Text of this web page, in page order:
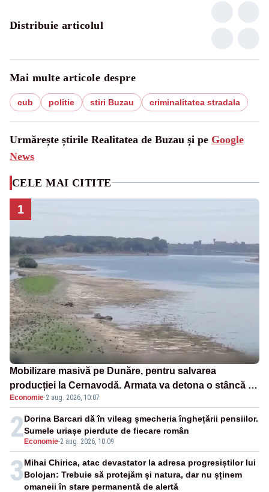
Distribuie articolul
Mai multe articole despre
cub politie stiri Buzau criminalitatea stradala
Urmărește știrile Realitatea de Buzau și pe Google
News
CELE MAI CITITE
1
Mobilizare masivă pe Dunăre, pentru salvarea
producției la Cernavodă. Armata va detona o stâncă și
va devia apa fluviului - IMAGINI AERIENE
Economie·2 aug. 2026, 10:07
2 Economie-2 aug. 2026, 10:09
Dorina Barcari dă în vileag șmecheria înghețării pensiilor.
Sumele uriașe pierdute de fiecare român
3Mihai Chirica, atac devastator la adresa progresiștilor lui
Bolojan: Trebuie să protejăm și natura, dar nu șținem
omaneii în stare permanentă de alertă